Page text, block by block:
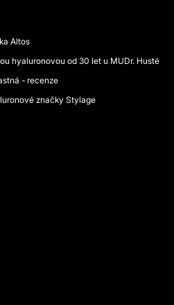
Altos
hyaluronovou od 30 let u MUDr. Husté
- recenze
značky Stylage